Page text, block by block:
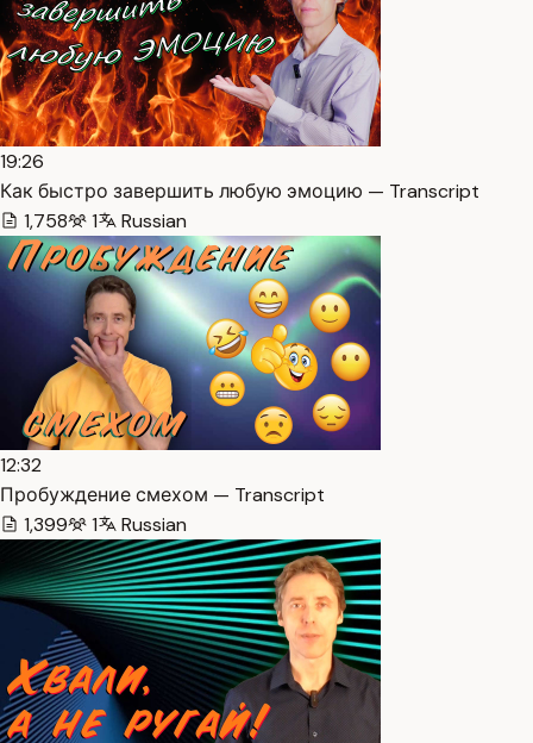
19:26
Как быстро завершить любую эмоцию — Transcript
1,758
1 Russian
12:32
Пробуждение смехом — Transcript
1,399
1 Russian